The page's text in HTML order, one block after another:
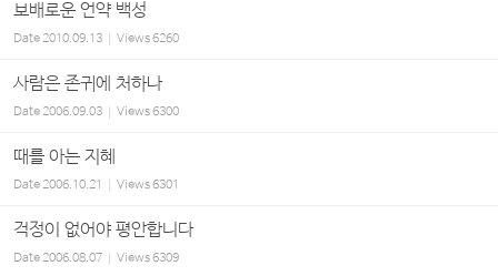
보배로운 언약 백성
Date2010.09.13 Views6260
사람은 존귀에 처하나
Date2006.09.03 Views6300
때를 아는 지혜
Date2006.10.21 Views6301
걱정이 없어야 평안합니다
Date2006.08.07 Views6309